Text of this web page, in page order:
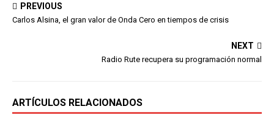
PREVIOUS
Carlos Alsina, el gran valor de Onda Cero en tiempos de crisis
NEXT
Radio Rute recupera su programación normal
ARTÍCULOS RELACIONADOS